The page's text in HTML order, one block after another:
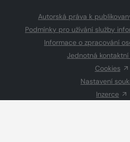
Autorská práva k
Podmínky pro užívání služby
Informace o zpracování
Jednotná kontaktní
Cookies
Nastavení
Inzerce